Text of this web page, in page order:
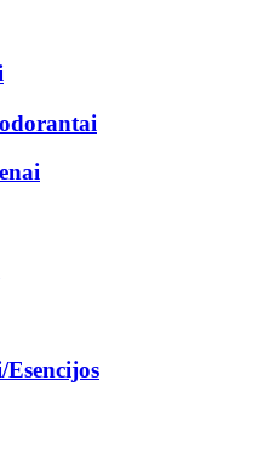
Esencijos